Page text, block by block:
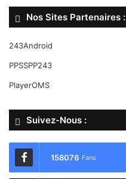
Nos Sites Partenaires :
243Android
PPSSPP243
PlayerOMS
Suivez-Nous :
158076 Fans